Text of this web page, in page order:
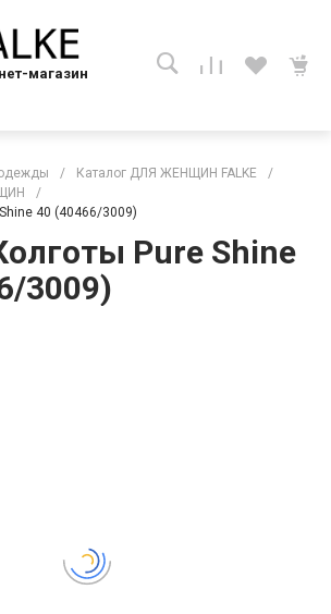
магазин
/ Каталог ДЛЯ ЖЕНЩИН FALKE
/
/
40 (40466/3009)
Pure Shine
3009)